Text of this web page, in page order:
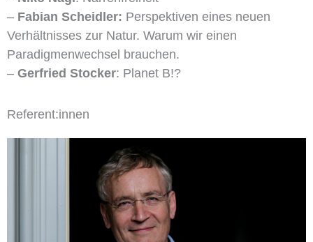
– Fabian Scheidler: Perspektiven eines neuen
Verhältnisses zur Natur. Warum wir einen
Paradigmenwechsel brauchen.
– Gerfried Stocker: Planet B!?
Referent:innen